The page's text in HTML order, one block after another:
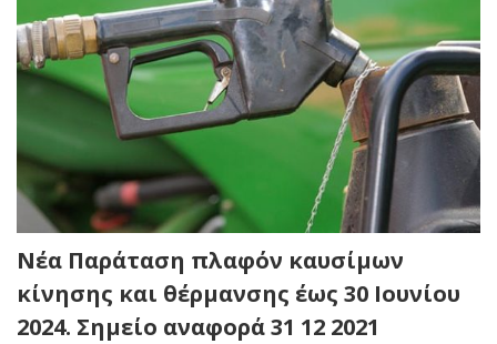
Νέα Παράταση πλαφόν καυσίμων
κίνησης και θέρμανσης έως 30 Ιουνίου
2024. Σημείο αναφορά 31 12 2021